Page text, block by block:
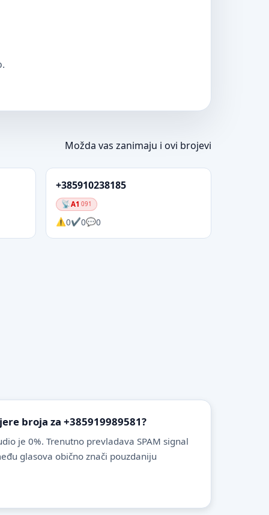
Možda vas zanimaju i ovi brojevi
+385910238185
A1 091
0 0 0
broja za +385919989581?
je 0%. Trenutno prevladava SPAM signal
glasova obično znači pouzdaniju